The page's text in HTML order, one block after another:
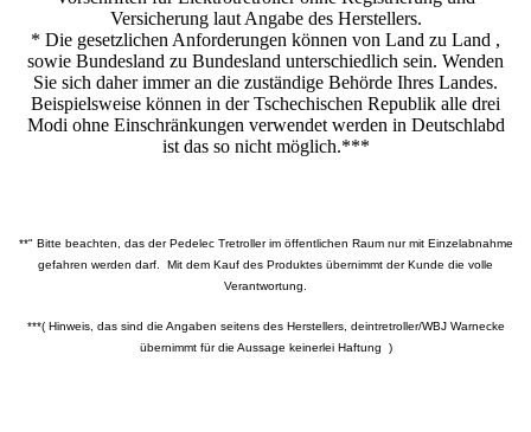
Versicherung laut Angabe des Herstellers.
* Die gesetzlichen Anforderungen können von Land zu Land ,
sowie Bundesland zu Bundesland unterschiedlich sein. Wenden
Sie sich daher immer an die zuständige Behörde Ihres Landes.
Beispielsweise können in der Tschechischen Republik alle drei
Modi ohne Einschränkungen verwendet werden in Deutschlabd
ist das so nicht möglich.***
**" Bitte beachten, das der Pedelec Tretroller im öffentlichen Raum nur mit Einzelabnahme
gefahren werden darf. Mit dem Kauf des Produktes übernimmt der Kunde die volle
Verantwortung.
***( Hinweis, das sind die Angaben seitens des Herstellers, deintretroller/WBJ Warnecke
übernimmt für die Aussage keinerlei Haftung )